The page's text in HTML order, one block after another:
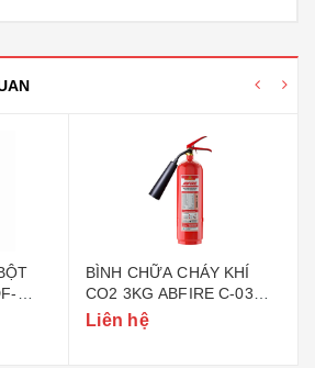
BÌNH CHỮA CHÁY KHÍ
CO2 3KG ABFIRE C-03
(TEM BỘ CÔNG AN)
Liên hệ